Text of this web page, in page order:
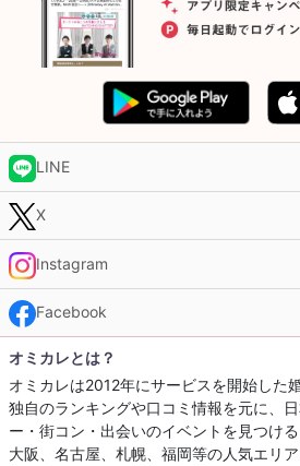
LINE
X
Instagram
Facebook
オミカレとは？
オミカレは2012年にサービスを開始した
独自のランキングや口コミ情報を元に、
ー・街コン・出会いのイベントを見つけ
大阪、名古屋、札幌、福岡等の人気エリ